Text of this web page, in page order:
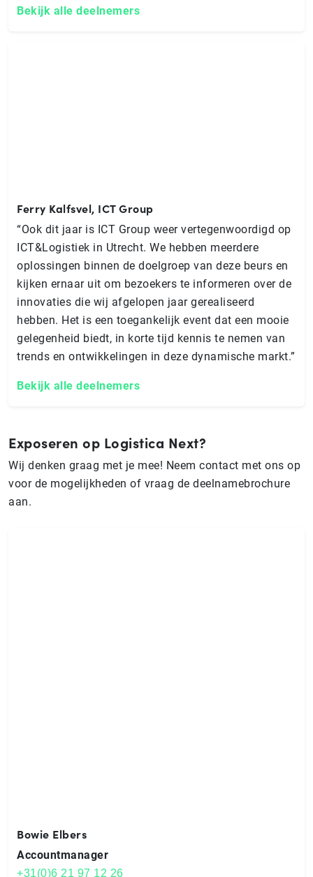
Bekijk alle deelnemers
Ferry Kalfsvel, ICT Group
“Ook dit jaar is ICT Group weer vertegenwoordigd op
ICT&Logistiek in Utrecht. We hebben meerdere
oplossingen binnen de doelgroep van deze beurs en
kijken ernaar uit om bezoekers te informeren over de
innovaties die wij afgelopen jaar gerealiseerd
hebben. Het is een toegankelijk event dat een mooie
gelegenheid biedt, in korte tijd kennis te nemen van
trends en ontwikkelingen in deze dynamische markt.”
Bekijk alle deelnemers
Exposeren op Logistica Next?
Wij denken graag met je mee! Neem contact met ons op
voor de mogelijkheden of vraag de deelnamebrochure
aan.
Bowie Elbers
Ac­count­ma­na­ger
+31(0)6 21 97 12 26